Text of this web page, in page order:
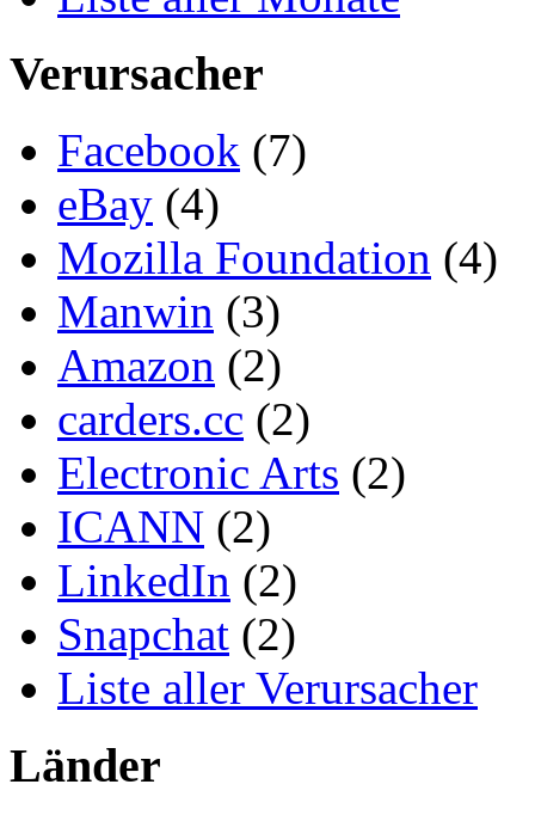
Verursacher
Facebook (7)
eBay (4)
Mozilla Foundation (4)
Manwin (3)
Amazon (2)
carders.cc (2)
Electronic Arts (2)
ICANN (2)
LinkedIn (2)
Snapchat (2)
Liste aller Verursacher
Länder